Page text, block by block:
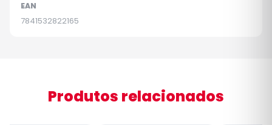
EAN
7841532822165
Produtos relacionados